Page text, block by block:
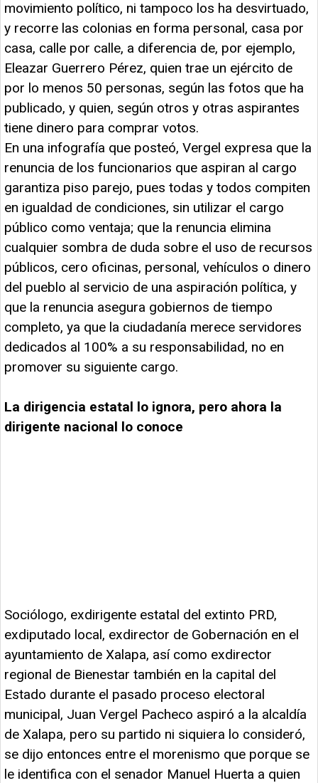
movimiento político, ni tampoco los ha desvirtuado,
y recorre las colonias en forma personal, casa por
casa, calle por calle, a diferencia de, por ejemplo,
Eleazar Guerrero Pérez, quien trae un ejército de
por lo menos 50 personas, según las fotos que ha
publicado, y quien, según otros y otras aspirantes
tiene dinero para comprar votos.
En una infografía que posteó, Vergel expresa que la
renuncia de los funcionarios que aspiran al cargo
garantiza piso parejo, pues todas y todos compiten
en igualdad de condiciones, sin utilizar el cargo
público como ventaja; que la renuncia elimina
cualquier sombra de duda sobre el uso de recursos
públicos, cero oficinas, personal, vehículos o dinero
del pueblo al servicio de una aspiración política, y
que la renuncia asegura gobiernos de tiempo
completo, ya que la ciudadanía merece servidores
dedicados al 100% a su responsabilidad, no en
promover su siguiente cargo.
La dirigencia estatal lo ignora, pero ahora la
dirigente nacional lo conoce
Sociólogo, exdirigente estatal del extinto PRD,
exdiputado local, exdirector de Gobernación en el
ayuntamiento de Xalapa, así como exdirector
regional de Bienestar también en la capital del
Estado durante el pasado proceso electoral
municipal, Juan Vergel Pacheco aspiró a la alcaldía
de Xalapa, pero su partido ni siquiera lo consideró,
se dijo entonces entre el morenismo que porque se
le identifica con el senador Manuel Huerta a quien